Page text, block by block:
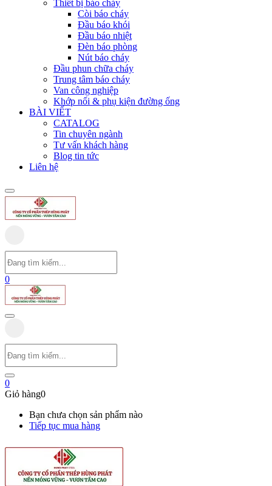
Thiết bị báo cháy
Còi báo cháy
Đầu báo khói
Đầu báo nhiệt
Đèn báo phòng
Nút báo cháy
Đầu phun chữa cháy
Trung tâm báo cháy
Van công nghiệp
Khớp nối & phụ kiện đường ống
BÀI VIẾT
CATALOG
Tin chuyên ngành
Tư vấn khách hàng
Blog tin tức
Liên hệ
0
0
Giỏ hàng0
Bạn chưa chọn sản phẩm nào
Tiếp tục mua hàng